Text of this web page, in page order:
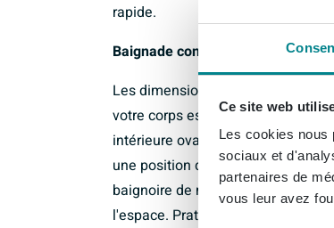
Ce site web
Les cookies nous
sociaux et
partenaires de
vous leur avez
rapide.
Baignade confortable grâce à des
Les dimensions généreuses de
votre corps est bien soutenu et
intérieure ovale épouse
une position détendue. Ce
baignoire de manière logique par
l'espace. Pratique également,